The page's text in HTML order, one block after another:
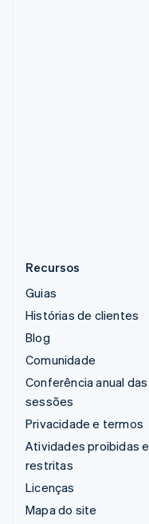
Recursos
Guias
Histórias de clientes
Blog
Comunidade
Conferência anual das
sessões
Privacidade e termos
Atividades proibidas e
restritas
Licenças
Mapa do site